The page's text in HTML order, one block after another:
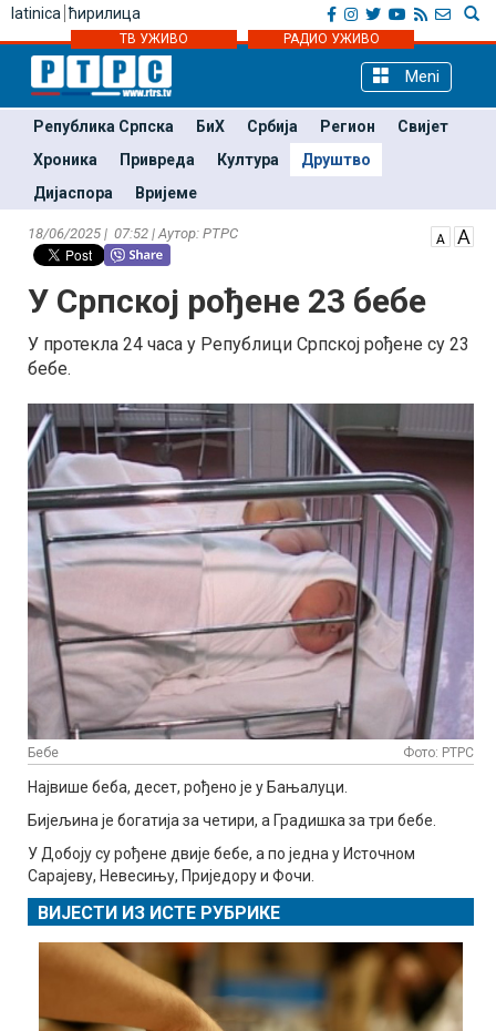
latinica ћирилица
ТВ УЖИВО РАДИО УЖИВО
Meni
Република Српска БиХ Србија Регион
Свијет
Хроника
Привреда Култура
Друштво
Дијаспора
Вријеме
18/06/2025 | 07:52 | Аутор: РТРС
У Српској рођене 23 бебе
У протекла 24 часа у Републици Српској рођене су 23
бебе.
Бебе Фото: РТРС
Највише беба, десет, рођено је у Бањалуци.
Бијељина је богатија за четири, а Градишка за три бебе.
У Добоју су рођене двије бебе, а по једна у Источном
Сарајеву, Невесињу, Приједору и Фочи.
ВИЈЕСТИ ИЗ ИСТЕ РУБРИКЕ